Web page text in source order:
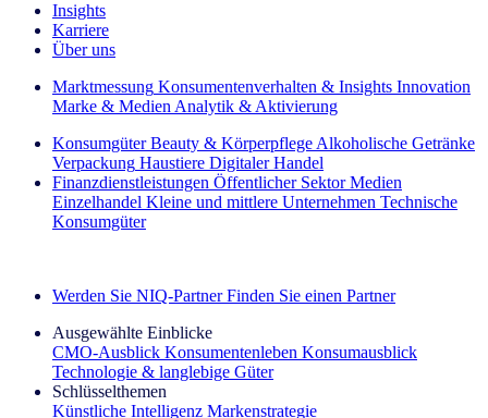
Insights
Karriere
Über uns
Marktmessung Konsumentenverhalten & Insights Innovation
Marke & Medien Analytik & Aktivierung
Konsumgüter Beauty & Körperpflege Alkoholische Getränke
Verpackung Haustiere Digitaler Handel
Finanzdienstleistungen Öffentlicher Sektor Medien
Einzelhandel Kleine und mittlere Unternehmen Technische
Konsumgüter
Werden Sie NIQ-Partner Finden Sie einen Partner
Ausgewählte Einblicke
CMO‑Ausblick Konsumentenleben Konsumausblick
Technologie & langlebige Güter
Schlüsselthemen
Künstliche Intelligenz Markenstrategie